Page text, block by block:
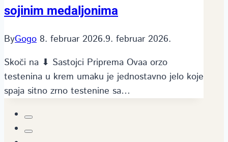
sojinim medaljonima
ByGogo 8. februar 2026.9. februar 2026.
Skoči na ⬇ Sastojci Priprema Ovaa orzo
testenina u krem umaku je jednostavno jelo koje
spaja sitno zrno testenine sa…